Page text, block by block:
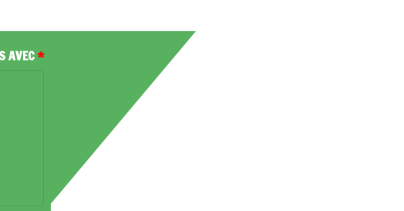
AVEC*